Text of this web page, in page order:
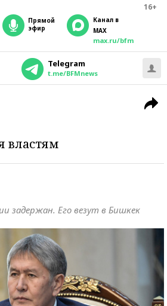
16+
прямой
эфир
Канал в
MAX
max.ru/bfm
Telegram
t.me/BFMnews
властям
задержан. Его везут в Бишкек